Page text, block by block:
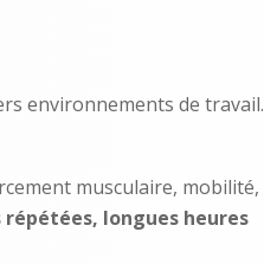
environnements de travail.
musculaire, mobilité,
longues heures